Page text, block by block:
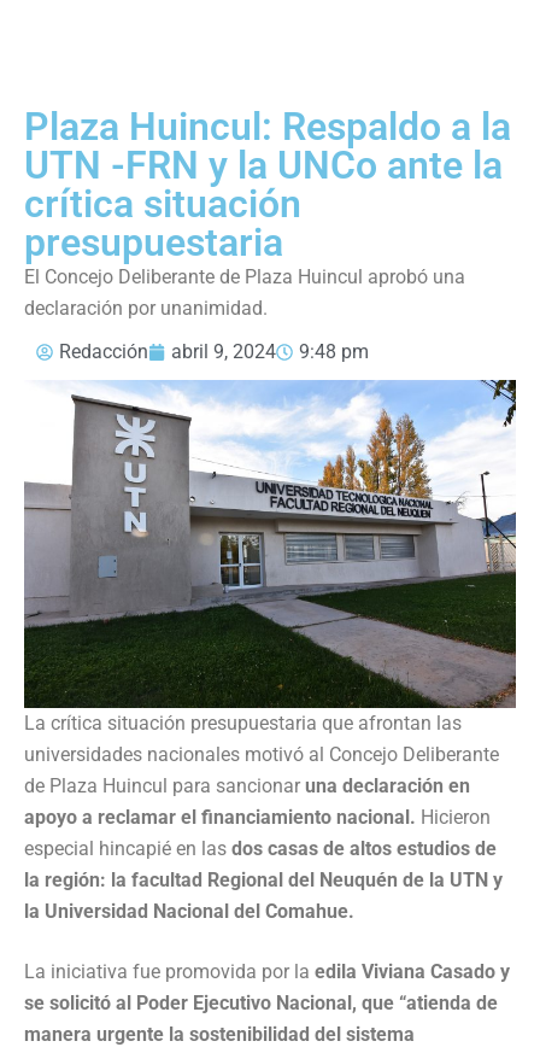
Plaza Huincul: Respaldo a la
UTN -FRN y la UNCo ante la
crítica situación
presupuestaria
El Concejo Deliberante de Plaza Huincul aprobó una
declaración por unanimidad.
Redacción
abril 9, 2024 9:48 pm
La crítica situación presupuestaria que afrontan las
universidades nacionales motivó al Concejo Deliberante
de Plaza Huincul para sancionar una declaración en
apoyo a reclamar el financiamiento nacional. Hicieron
especial hincapié en las dos casas de altos estudios de
la región: la facultad Regional del Neuquén de la UTN y
la Universidad Nacional del Comahue.
La iniciativa fue promovida por la edila Viviana Casado y
se solicitó al Poder Ejecutivo Nacional, que “atienda de
manera urgente la sostenibilidad del sistema